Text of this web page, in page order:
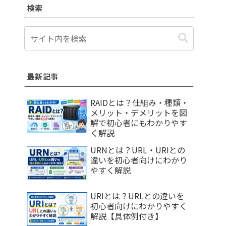
検索
最新記事
RAIDとは？仕組み・種類・
メリット・デメリットを図
解で初心者にもわかりやす
く解説
URNとは？URL・URIとの
違いを初心者向けにわかり
やすく解説
URIとは？URLとの違いを
初心者向けにわかりやすく
解説【具体例付き】